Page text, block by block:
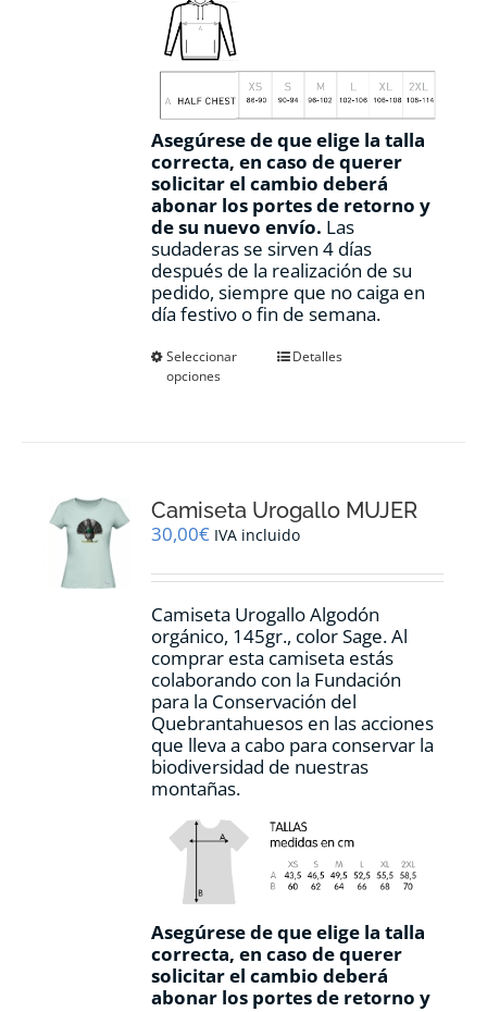
Asegúrese de que elige la talla
correcta, en caso de querer
solicitar el cambio deberá
abonar los portes de retorno y
de su nuevo envío. Las
sudaderas se sirven 4 días
después de la realización de su
pedido, siempre que no caiga en
día festivo o fin de semana.
Seleccionar
opciones
Este
se
pueden
en
página
de
producto
Detalles
Camiseta Urogallo MUJER
30,00€ IVA incluido
Camiseta Urogallo Algodón
orgánico, 145gr., color Sage. Al
comprar esta camiseta estás
colaborando con la Fundación
para la Conservación del
Quebrantahuesos en las acciones
que lleva a cabo para conservar la
biodiversidad de nuestras
montañas.
Asegúrese de que elige la talla
correcta, en caso de querer
solicitar el cambio deberá
abonar los portes de retorno y